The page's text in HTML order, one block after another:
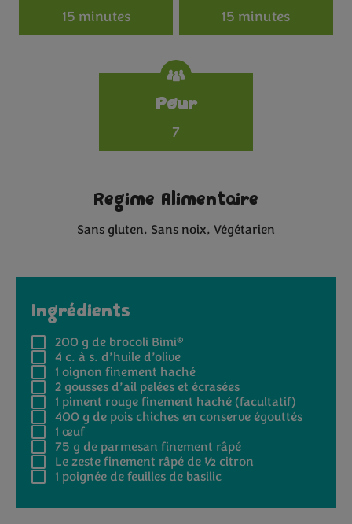
15 minutes
15 minutes
Pour
7
Regime Alimentaire
Sans gluten Sans noix Végétarien
Ingrédients
200 g de brocoli Bimi®
4 c. à s. d’huile d’olive
1 oignon finement haché
2 gousses d’ail pelées et écrasées
1 piment rouge finement haché (facultatif)
400 g de pois chiches en conserve égouttés
1 œuf
75 g de parmesan finement râpé
Le zeste finement râpé de ½ citron
1 poignée de feuilles de basilic